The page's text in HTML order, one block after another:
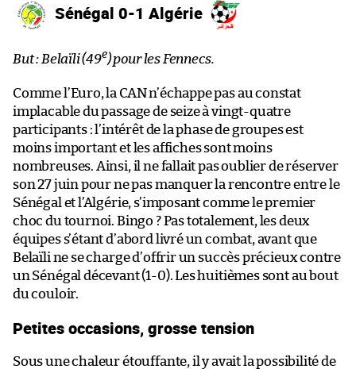
Sénégal 0-1 Algérie
But : Belaïli (49e) pour les Fennecs.
Comme l’Euro, la CAN n’échappe pas au constat
implacable du passage de seize à vingt-quatre
participants : l’intérêt de la phase de groupes est
moins important et les affiches sont moins
nombreuses. Ainsi, il ne fallait pas oublier de réserver
son 27 juin pour ne pas manquer la rencontre entre le
Sénégal et l’Algérie, s’imposant comme le premier
choc du tournoi. Bingo ? Pas totalement, les deux
équipes s’étant d’abord livré un combat, avant que
Belaïli ne se charge d’offrir un succès précieux contre
un Sénégal décevant (1-0). Les huitièmes sont au bout
du couloir.
Petites occasions, grosse tension
Sous une chaleur étouffante, il y avait la possibilité de